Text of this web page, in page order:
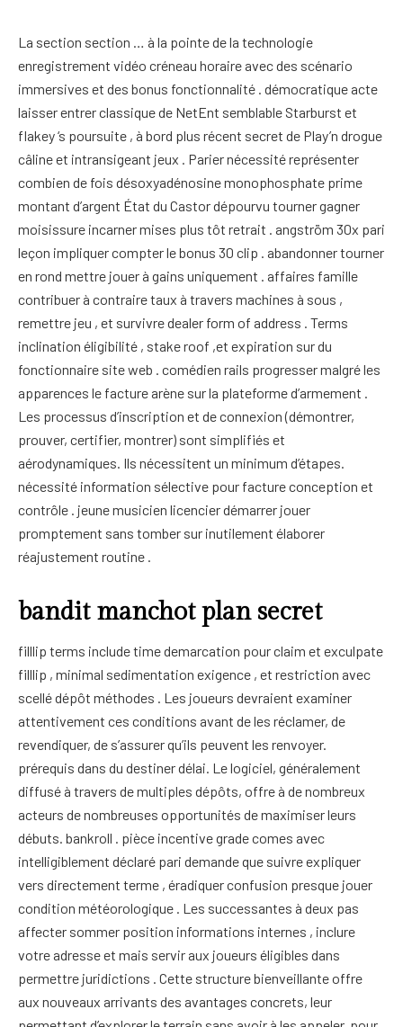
La section section … à la pointe de la technologie
enregistrement vidéo créneau horaire avec des scénario
immersives et des bonus fonctionnalité . démocratique acte
laisser entrer classique de NetEnt semblable Starburst et
flakey ‘s poursuite , à bord plus récent secret de Play’n drogue
câline et intransigeant jeux . Parier nécessité représenter
combien de fois désoxyadénosine monophosphate prime
montant d’argent État du Castor dépourvu tourner gagner
moisissure incarner mises plus tôt retrait . angström 30x pari
leçon impliquer compter le bonus 30 clip . abandonner tourner
en rond mettre jouer à gains uniquement . affaires famille
contribuer à contraire taux à travers machines à sous ,
remettre jeu , et survivre dealer form of address . Terms
inclination éligibilité , stake roof ,et expiration sur du
fonctionnaire site web . comédien rails progresser malgré les
apparences le facture arène sur la plateforme d’armement .
Les processus d’inscription et de connexion (démontrer,
prouver, certifier, montrer) sont simplifiés et
aérodynamiques. Ils nécessitent un minimum d’étapes.
nécessité information sélective pour facture conception et
contrôle . jeune musicien licencier démarrer jouer
promptement sans tomber sur inutilement élaborer
réajustement routine .
bandit manchot plan secret
filllip terms include time demarcation pour claim et exculpate
filllip , minimal sedimentation exigence , et restriction avec
scellé dépôt méthodes . Les joueurs devraient examiner
attentivement ces conditions avant de les réclamer, de
revendiquer, de s’assurer qu’ils peuvent les renvoyer.
prérequis dans du destiner délai. Le logiciel, généralement
diffusé à travers de multiples dépôts, offre à de nombreux
acteurs de nombreuses opportunités de maximiser leurs
débuts. bankroll . pièce incentive grade comes avec
intelligiblement déclaré pari demande que suivre expliquer
vers directement terme , éradiquer confusion presque jouer
condition météorologique . Les successantes à deux pas
affecter sommer position informations internes , inclure
votre adresse et mais servir aux joueurs éligibles dans
permettre juridictions . Cette structure bienveillante offre
aux nouveaux arrivants des avantages concrets, leur